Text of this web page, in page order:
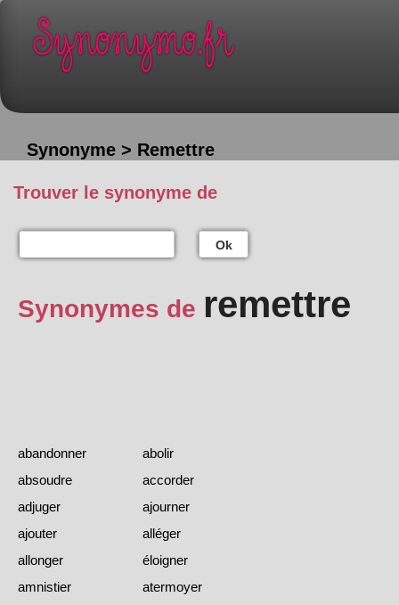
Synonyme > Remettre
Trouver le synonyme de
Ok
Synonymes de remettre
abandonner
abolir
absoudre
accorder
adjuger
ajourner
ajouter
alléger
allonger
éloigner
amnistier
atermoyer